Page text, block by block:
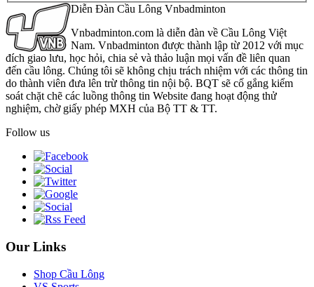
Diễn Đàn Cầu Lông Vnbadminton
Vnbadminton.com là diễn đàn về Cầu Lông Việt
Nam. Vnbadminton được thành lập từ 2012 với mục
đích giao lưu, học hỏi, chia sẻ và thảo luận mọi vấn đề liên quan
đến cầu lông. Chúng tôi sẽ không chịu trách nhiệm với các thông tin
do thành viên đưa lên trừ thông tin nội bộ. BQT sẽ cố gắng kiểm
soát chặt chẽ các luồng thông tin Website đang hoạt động thử
nghiệm, chờ giấy phép MXH của Bộ TT & TT.
Follow us
Our Links
Shop Cầu Lông